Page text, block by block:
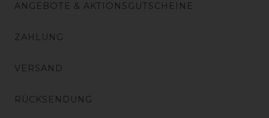
ANGEBOTE & AKTIONSGUTSCHEINE
ZAHLUNG
VERSAND
RÜCKSENDUNG